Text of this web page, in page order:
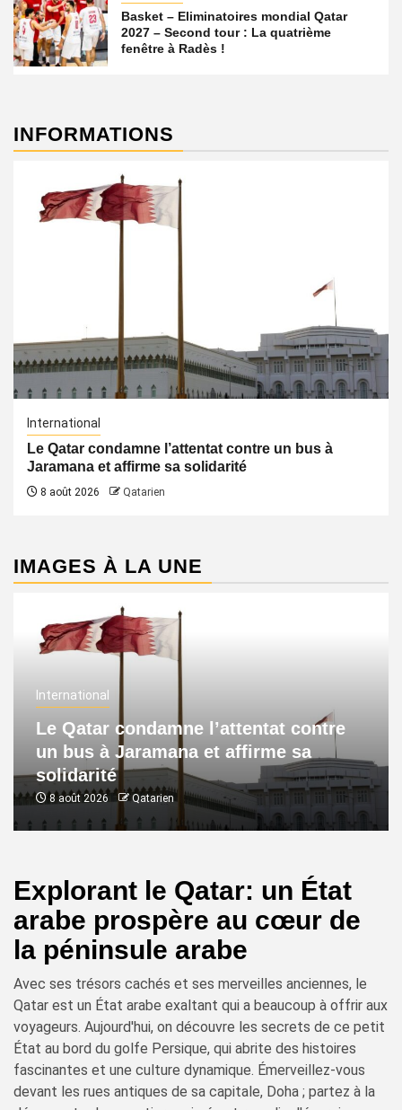
Basket – Eliminatoires mondial Qatar
2027 – Second tour : La quatrième
fenêtre à Radès !
INFORMATIONS
International
Le Qatar condamne l’attentat contre un bus à
Jaramana et affirme sa solidarité
8 août 2026 Qatarien
IMAGES À LA UNE
International
Le Qatar condamne l’attentat contre
un bus à Jaramana et affirme sa
solidarité
8 août 2026 Qatarien
Explorant le Qatar: un État
arabe prospère au cœur de
la péninsule arabe
Avec ses trésors cachés et ses merveilles anciennes, le
Qatar est un État arabe exaltant qui a beaucoup à offrir aux
voyageurs. Aujourd'hui, on découvre les secrets de ce petit
État au bord du golfe Persique, qui abrite des histoires
fascinantes et une culture dynamique. Émerveillez-vous
devant les rues antiques de sa capitale, Doha ; partez à la